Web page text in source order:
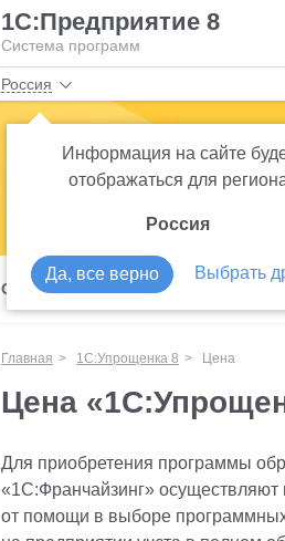
1С:Предприятие 8
Система программ
Россия
Информация на сайте
отображаться для
Россия
Да, все верно Выбрать
О продукте Возможности
Главная 1С:Упрощенка 8 Цена
Цена
Для приобретения программы
«1С:Франчайзинг» осуществляют
от помощи в выборе программных